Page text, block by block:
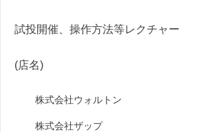
試投開催、操作方法等レクチャー
(店名)
株式会社ウォルトン
株式会社ザップ